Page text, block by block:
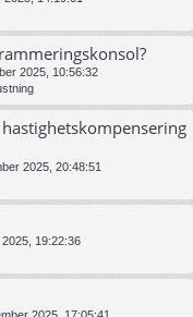
2025, 10:56:32
2025, 20:48:51
19:22:36